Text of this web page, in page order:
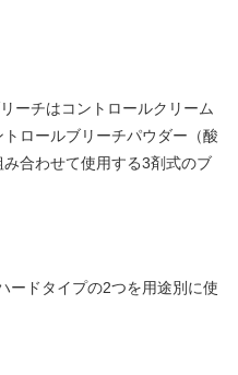
ーチはコントロールクリーム
トロールブリーチパウダー（酸
合わせて使用する3剤式のブ
ードタイプの2つを用途別に使